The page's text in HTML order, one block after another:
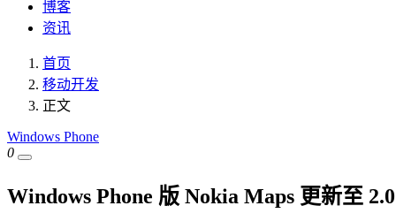
博客
资讯
首页
移动开发
正文
Windows Phone
0
Windows Phone 版 Nokia Maps 更新至